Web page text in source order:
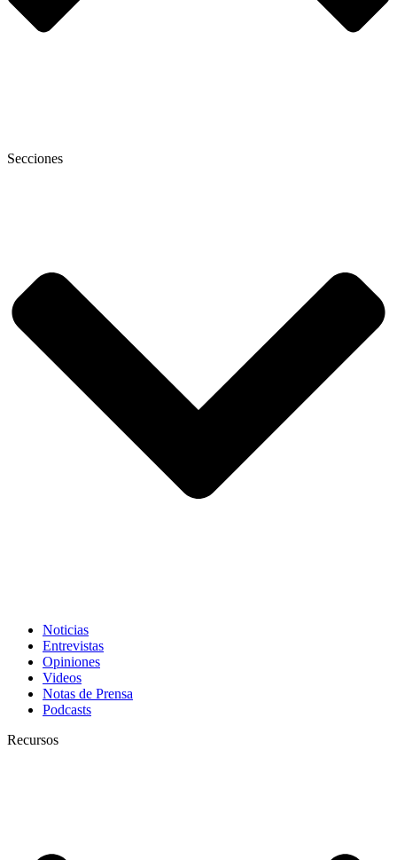
Secciones
Noticias
Entrevistas
Opiniones
Videos
Notas de Prensa
Podcasts
Recursos